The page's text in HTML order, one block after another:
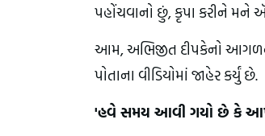
પહોંચવાનો છું, કૃપા કરીને મને
આમ, અભિજીત દીપકેનો
પોતાના વીડિયોમાં જાહેર કર્યું છે.
'હવે સમય આવી ગયો છે કે